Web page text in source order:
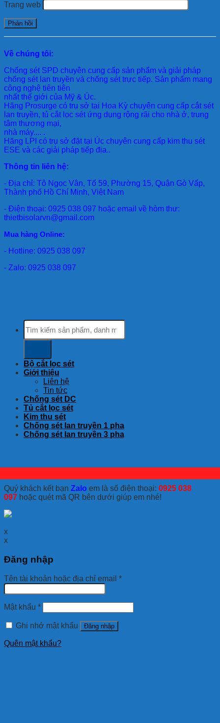
Trang web
Về chúng tôi:
Chống sét SPD chuyên cung cấp sản phẩm và giải pháp
chống sét lan truyền và chống sét trực tiếp. Sản phẩm mang
công nghệ tiên tiên
nhất thế giới của Mỹ & Úc.
Hãng Prosurge có trụ sở tại Hoa Kỳ chuyên cung cấp cắt sét
lan truyền, tủ cắt lọc sét ứng dụng rộng rãi cho nhà ở, trung
tâm thương mại,
nhà máy.... .
Hãng LPI có trụ sở đặt tại Úc chuyên cung cấp kim thu sét
ESE và các giải pháp tiếp địa..
Thông tin liên hệ:
- Địa chỉ: Tô Ngọc Vân, Tổ 59, Phường 15, Quận Gò Vấp,
Thành phố Hồ Chí Minh, Việt Nam
- Điện thoại: 0925 038 097 hoặc email về hòm thư:
thietbisolarvn@gmail.com
Mua hàng Online:
- Hotline: 0925 038 097
- Zalo: 0925 038 097
Tìm
kiếm:
Bộ cắt lọc sét
Giới thiệu
Liên hệ
Tin tức
Chống sét DC
Tủ cắt lọc sét
Kim thu sét
Chống sét lan truyền 1 pha
Chống sét lan truyền 3 pha
Quý khách kết bạn Zalo em là số điện thoại: 0925 038
097 hoặc quét mã QR bên dưới giúp em nhé!
x
x
Đăng nhập
Tên tài khoản hoặc địa chỉ email *
Mật khẩu *
Ghi nhớ mật khẩu Đăng nhập
Quên mật khẩu?